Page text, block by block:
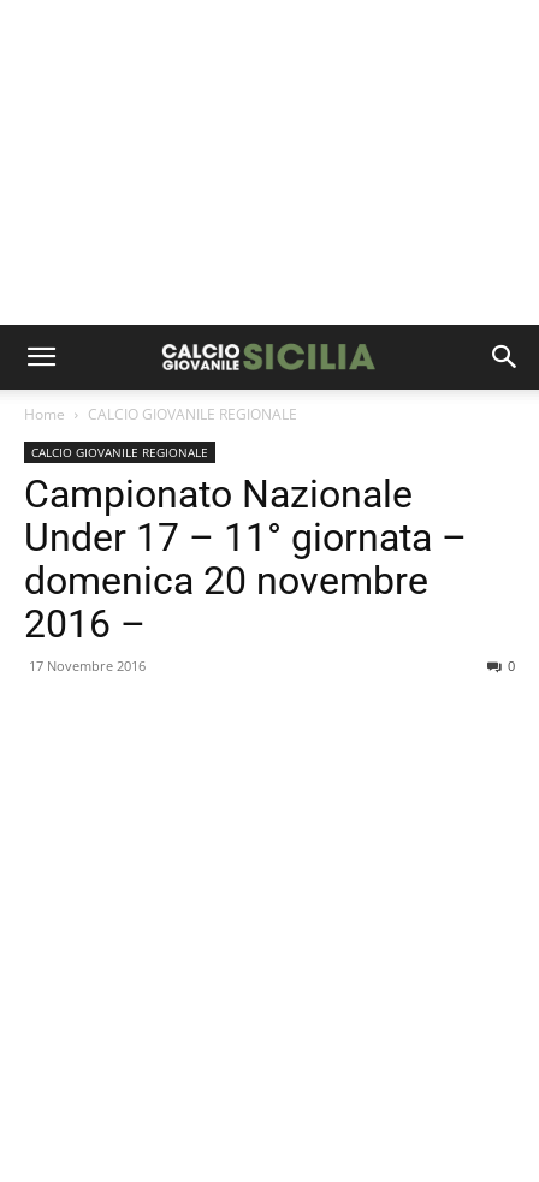
Home CALCIO GIOVANILE REGIONALE
CALCIO GIOVANILE REGIONALE
Campionato Nazionale
Under 17 – 11° giornata –
domenica 20 novembre
2016 –
17 Novembre 2016 0